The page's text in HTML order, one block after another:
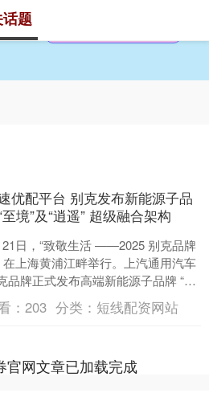
题
优配平台 别克发布新能源子品
至境”及“逍遥” 超级融合架构
21日，“致敬生活 ——2025 别克品牌
在上海黄浦江畔举行。上汽通用汽车
品牌正式发布高端新能源子品牌 “至
，并推出全新别克 “逍遥” 超级融....
：203 分类： 短线配资网站
官网文章已加载完成